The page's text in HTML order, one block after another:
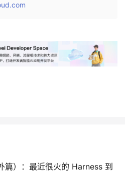
篇）：最近很火的 Harness 到